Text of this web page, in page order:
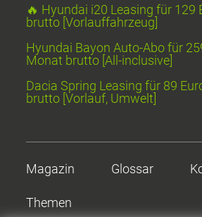
🔥 Hyundai i20 Leasing für 129
brutto [Vorlauffahrzeug]
Hyundai Bayon Auto-Abo für
Monat brutto [All-inclusive]
Dacia Spring Leasing für 89
brutto [Vorlauf, Umwelt]
Magazin Glossar
Themen